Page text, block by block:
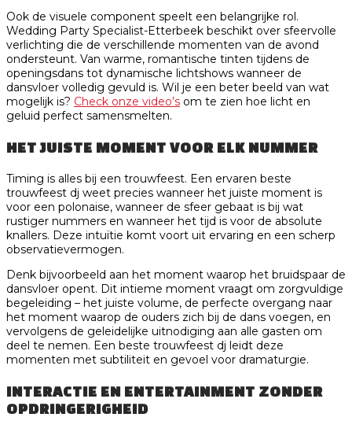
Ook de visuele component speelt een belangrijke rol.
Wedding Party Specialist-Etterbeek beschikt over sfeervolle
verlichting die de verschillende momenten van de avond
ondersteunt. Van warme, romantische tinten tijdens de
openingsdans tot dynamische lichtshows wanneer de
dansvloer volledig gevuld is. Wil je een beter beeld van wat
mogelijk is? Check onze video’s om te zien hoe licht en
geluid perfect samensmelten.
HET JUISTE MOMENT VOOR ELK NUMMER
Timing is alles bij een trouwfeest. Een ervaren beste
trouwfeest dj weet precies wanneer het juiste moment is
voor een polonaise, wanneer de sfeer gebaat is bij wat
rustiger nummers en wanneer het tijd is voor de absolute
knallers. Deze intuïtie komt voort uit ervaring en een scherp
observatievermogen.
Denk bijvoorbeeld aan het moment waarop het bruidspaar de
dansvloer opent. Dit intieme moment vraagt om zorgvuldige
begeleiding – het juiste volume, de perfecte overgang naar
het moment waarop de ouders zich bij de dans voegen, en
vervolgens de geleidelijke uitnodiging aan alle gasten om
deel te nemen. Een beste trouwfeest dj leidt deze
momenten met subtiliteit en gevoel voor dramaturgie.
INTERACTIE EN ENTERTAINMENT ZONDER
OPDRINGERIGHEID